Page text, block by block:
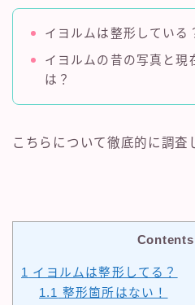
イヨルムは整形している
イヨルムの昔の写真と現
は？
こちらについて徹底的に調査
Contents
1 イヨルムは整形してる？
1.1 整形箇所はない！